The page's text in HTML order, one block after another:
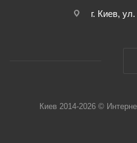
г. Киев,
Киев 2014-2026 ©